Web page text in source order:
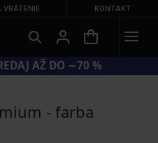
VRÁTENIE KONTAKT
AŽ DO −70 %
- farba